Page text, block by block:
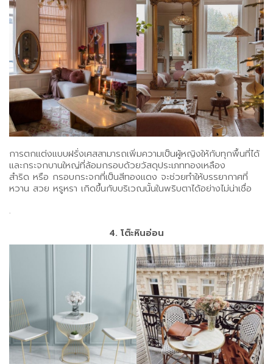
การตกแต่งแบบฝรั่งเศสสามารถเพิ่มความเป็นผู้หญิงให้กับทุกพื้นที่ได้
และกระจกบานใหญ่ที่ล้อมกรอบด้วยวัสดุประเภททองเหลือง
สำริด หรือ กรอบกระจกที่เป็นสีทองแดง จะช่วยทำให้บรรยากาศที่
หวาน สวย หรูหรา เกิดขึ้นกับบริเวณนั้นในพริบตาได้อย่างไม่น่าเชื่อ
.
4. โต๊ะหินอ่อน